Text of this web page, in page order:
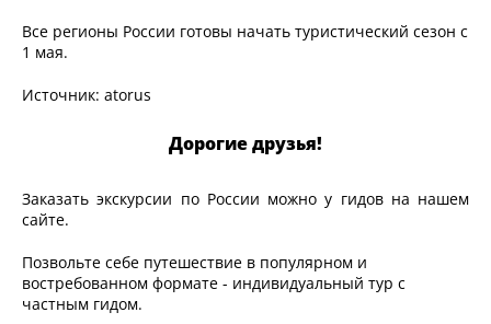
Все регионы России готовы начать туристический сезон с
1 мая.
Источник: atorus
Дорогие друзья!
Заказать экскурсии по России можно у гидов на нашем
сайте.
Позвольте себе путешествие в популярном и
востребованном формате - индивидуальный тур с
частным гидом.